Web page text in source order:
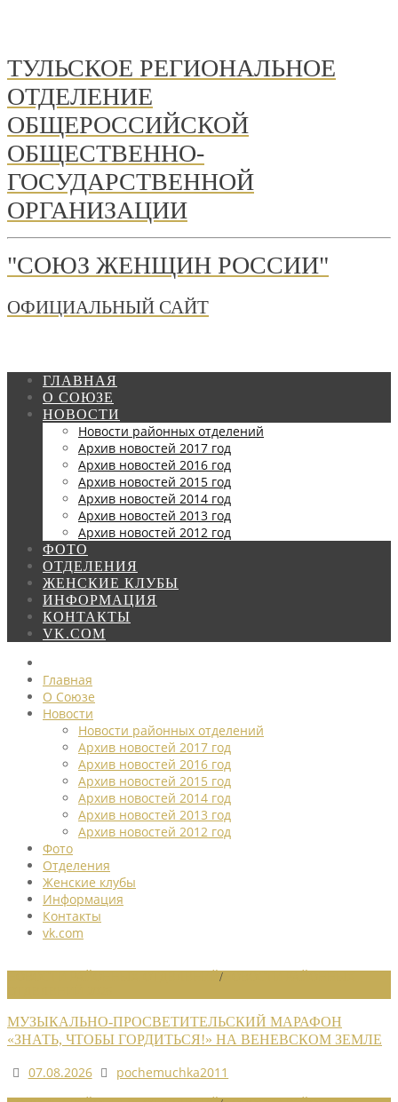
ТУЛЬСКОЕ РЕГИОНАЛЬНОЕ
ОТДЕЛЕНИЕ
ОБЩЕРОССИЙСКОЙ
ОБЩЕСТВЕННО-
ГОСУДАРСТВЕННОЙ
ОРГАНИЗАЦИИ
"СОЮЗ ЖЕНЩИН РОССИИ"
ОФИЦИАЛЬНЫЙ САЙТ
ГЛАВНАЯ
О СОЮЗЕ
НОВОСТИ
Новости районных отделений
Архив новостей 2017 год
Архив новостей 2016 год
Архив новостей 2015 год
Архив новостей 2014 год
Архив новостей 2013 год
Архив новостей 2012 год
ФОТО
ОТДЕЛЕНИЯ
ЖЕНСКИЕ КЛУБЫ
ИНФОРМАЦИЯ
КОНТАКТЫ
VK.COM
Главная
О Союзе
Новости
Новости районных отделений
Архив новостей 2017 год
Архив новостей 2016 год
Архив новостей 2015 год
Архив новостей 2014 год
Архив новостей 2013 год
Архив новостей 2012 год
Фото
Отделения
Женские клубы
Информация
Контакты
vk.com
/
МУЗЫКАЛЬНО-ПРОСВЕТИТЕЛЬСКИЙ МАРАФОН
«ЗНАТЬ, ЧТОБЫ ГОРДИТЬСЯ!» НА ВЕНЕВСКОМ ЗЕМЛЕ
07.08.2026
pochemuchka2011